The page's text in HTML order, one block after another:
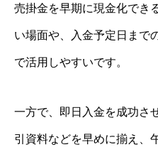
売掛金を早期に現金化でき
い場面や、入金予定日まで
で活用しやすいです。
一方で、即日入金を成功さ
引資料などを早めに揃え、